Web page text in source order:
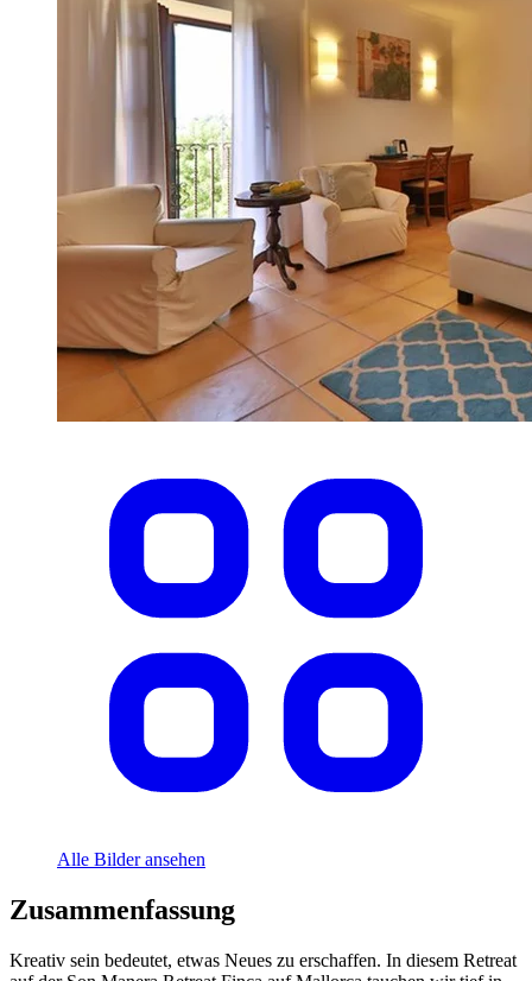
Alle Bilder ansehen
Zusammenfassung
Kreativ sein bedeutet, etwas Neues zu erschaffen. In diesem Retreat